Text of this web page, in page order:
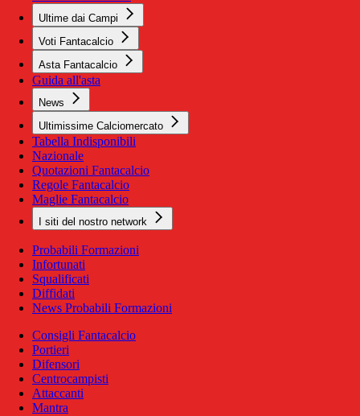
Ultime dai Campi
Voti Fantacalcio
Asta Fantacalcio
Guida all'asta
News
Ultimissime Calciomercato
Tabella Indisponibili
Nazionale
Quotazioni Fantacalcio
Regole Fantacalcio
Maglie Fantacalcio
I siti del nostro network
Probabili Formazioni
Infortunati
Squalificati
Diffidati
News Probabili Formazioni
Consigli Fantacalcio
Portieri
Difensori
Centrocampisti
Attaccanti
Mantra